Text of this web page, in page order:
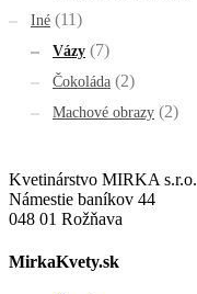
Iné (11)
Vázy (7)
Čokoláda (2)
Machové obrazy (2)
Kvetinárstvo MIRKA s.r.o.
Námestie baníkov 44
048 01 Rožňava
MirkaKvety.sk